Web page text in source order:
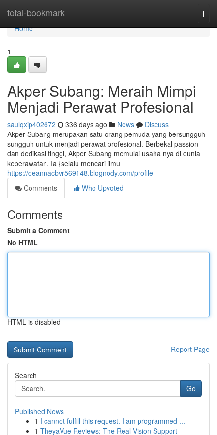
total-bookmark
Home
Home
1
Akper Subang: Meraih Mimpi
Menjadi Perawat Profesional
saulqxip402672 336 days ago News
Discuss
Akper Subang merupakan satu orang pemuda yang bersungguh-
sungguh untuk menjadi perawat profesional. Berbekal passion
dan dedikasi tinggi, Akper Subang memulai usaha nya di dunia
keperawatan. Ia {selalu mencari ilmu
https://deannacbvr569148.blognody.com/profile
Comments
Who Upvoted
Comments
Submit a Comment
No HTML
HTML is disabled
Report Page
Search
Go
Published News
1 I cannot fulfill this request. I am programmed ...
1 TheyaVue Reviews: The Real Vision Support